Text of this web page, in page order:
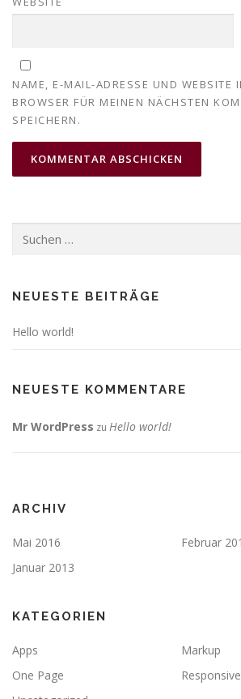
NAME, E-MAIL-ADRESSE UND WEBSITE
BROWSER FÜR MEINEN NÄCHSTEN
SPEICHERN.
nach:
NEUESTE BEITRÄGE
Hello world!
NEUESTE KOMMENTARE
Mr WordPress zu Hello world!
ARCHIV
Mai 2016
Februar
Januar 2013
KATEGORIEN
Apps
Markup
One Page
Responsive